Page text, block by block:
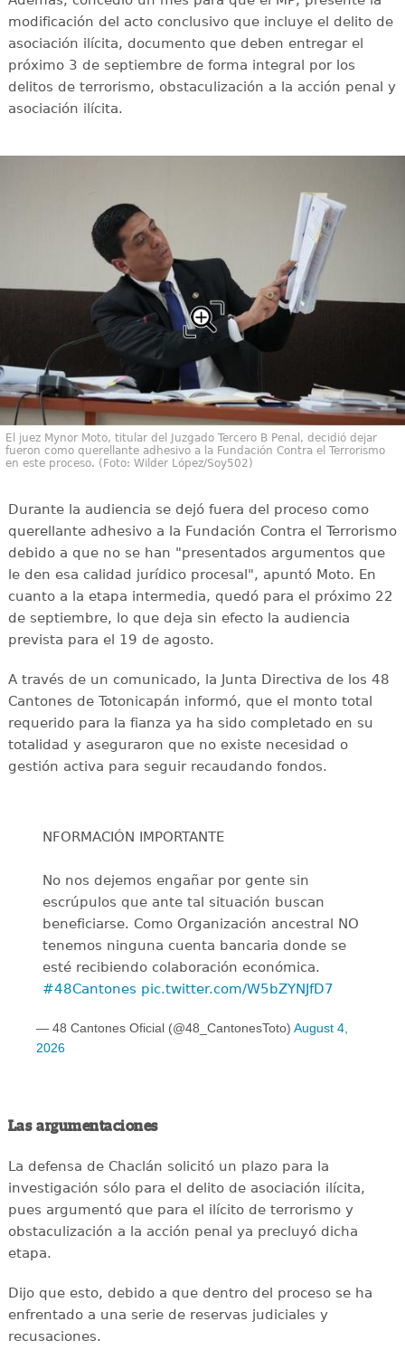
modificación del acto conclusivo que incluye el delito de
asociación ilícita, documento que deben entregar el
próximo 3 de septiembre de forma integral por los
delitos de terrorismo, obstaculización a la acción penal y
asociación ilícita.
El juez Mynor Moto, titular del Juzgado Tercero B Penal, decidió dejar
fueron como querellante adhesivo a la Fundación Contra el Terrorismo
en este proceso. (Foto: Wilder López/Soy502)
Durante la audiencia se dejó fuera del proceso como
querellante adhesivo a la Fundación Contra el Terrorismo
debido a que no se han "presentados argumentos que
le den esa calidad jurídico procesal", apuntó Moto. En
cuanto a la etapa intermedia, quedó para el próximo 22
de septiembre, lo que deja sin efecto la audiencia
prevista para el 19 de agosto.
A través de un comunicado, la Junta Directiva de los 48
Cantones de Totonicapán informó, que el monto total
requerido para la fianza ya ha sido completado en su
totalidad y aseguraron que no existe necesidad o
gestión activa para seguir recaudando fondos.
NFORMACIÓN IMPORTANTE
No nos dejemos engañar por gente sin
escrúpulos que ante tal situación buscan
beneficiarse. Como Organización ancestral NO
tenemos ninguna cuenta bancaria donde se
esté recibiendo colaboración económica.
#48Cantones pic.twitter.com/W5bZYNJfD7
— 48 Cantones Oficial (@48_CantonesToto) August 4,
2026
Las argumentaciones
La defensa de Chaclán solicitó un plazo para la
investigación sólo para el delito de asociación ilícita,
pues argumentó que para el ilícito de terrorismo y
obstaculización a la acción penal ya precluyó dicha
etapa.
Dijo que esto, debido a que dentro del proceso se ha
enfrentado a una serie de reservas judiciales y
recusaciones.